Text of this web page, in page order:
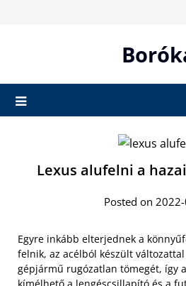
Lexus alufelni a
Posted on
Egyre inkább elterjednek a
felnik, az acélból készült
gépjármű rugózatlan tömegét, így